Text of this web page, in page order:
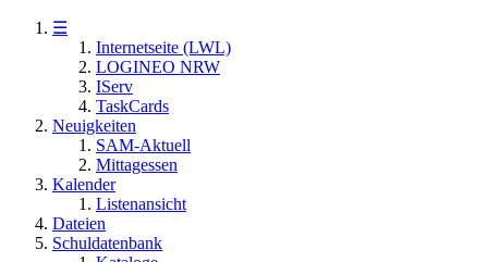
☰
Internetseite (LWL)
LOGINEO NRW
IServ
TaskCards
Neuigkeiten
SAM-Aktuell
Mittagessen
Kalender
Listenansicht
Dateien
Schuldatenbank